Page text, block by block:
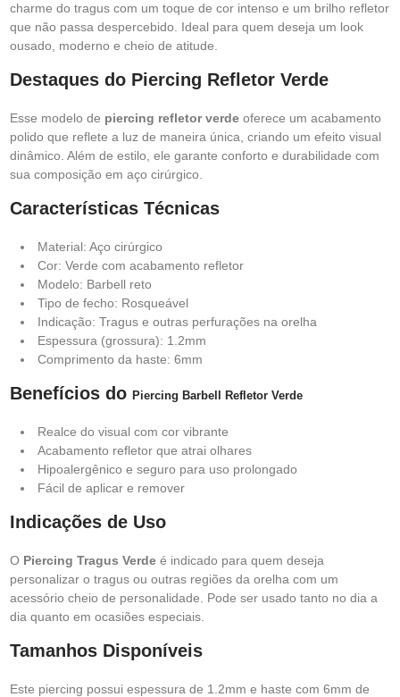
charme do tragus com um toque de cor intenso e um brilho refletor
que não passa despercebido. Ideal para quem deseja um look
ousado, moderno e cheio de atitude.
Destaques do Piercing Refletor Verde
Esse modelo de piercing refletor verde oferece um acabamento
polido que reflete a luz de maneira única, criando um efeito visual
dinâmico. Além de estilo, ele garante conforto e durabilidade com
sua composição em aço cirúrgico.
Características Técnicas
Material: Aço cirúrgico
Cor: Verde com acabamento refletor
Modelo: Barbell reto
Tipo de fecho: Rosqueável
Indicação: Tragus e outras perfurações na orelha
Espessura (grossura): 1.2mm
Comprimento da haste: 6mm
Benefícios do Piercing Barbell Refletor Verde
Realce do visual com cor vibrante
Acabamento refletor que atrai olhares
Hipoalergênico e seguro para uso prolongado
Fácil de aplicar e remover
Indicações de Uso
O Piercing Tragus Verde é indicado para quem deseja
personalizar o tragus ou outras regiões da orelha com um
acessório cheio de personalidade. Pode ser usado tanto no dia a
dia quanto em ocasiões especiais.
Tamanhos Disponíveis
Este piercing possui espessura de 1.2mm e haste com 6mm de